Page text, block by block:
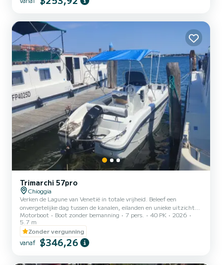
achterkant vanwaar u het landschap kunt bewonderen....
Trimarchi 57pro
Chioggia
Verken de Lagune van Venetië in totale vrijheid. Beleef een
onvergetelijke dag tussen de kanalen, eilanden en unieke uitzichten
van de Lagune van Venetië aan boord van ons praktische en
comfortabele vaartuig. Makkelijk te besturen en zonder de
noodzaak van een vaarbewijs, is het de ideale oplossing voor wie een
dag in de buitenlucht wil doorbrengen, verborgen strandjes wil
bereiken, wil stoppen voor een duik, een lunch aan boord wil
Motorboot Boot zonder bemanning 7 pers. 40 PK
2026
5.7 m
Zonder vergunning
vanaf $346,26